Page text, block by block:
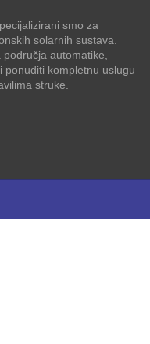
smo za
solarnih sustava.
automatike,
kompletnu uslugu
struke.